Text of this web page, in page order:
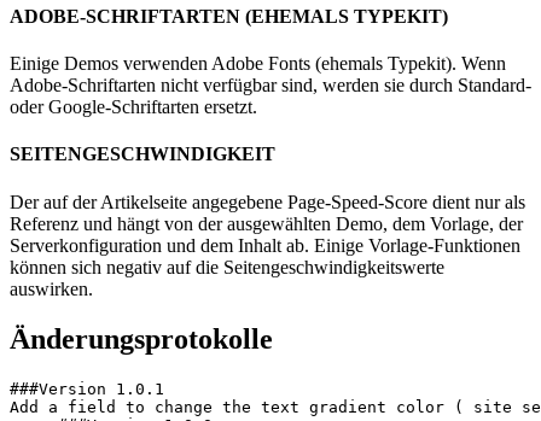
ADOBE-SCHRIFTARTEN (EHEMALS TYPEKIT)
Einige Demos verwenden Adobe Fonts (ehemals Typekit). Wenn
Adobe-Schriftarten nicht verfügbar sind, werden sie durch Standard-
oder Google-Schriftarten ersetzt.
SEITENGESCHWINDIGKEIT
Der auf der Artikelseite angegebene Page-Speed-Score dient nur als
Referenz und hängt von der ausgewählten Demo, dem Vorlage, der
Serverkonfiguration und dem Inhalt ab. Einige Vorlage-Funktionen
können sich negativ auf die Seitengeschwindigkeitswerte
auswirken.
Änderungsprotokolle
###Version 1.0.1
Add a field to change the text gradient color ( site